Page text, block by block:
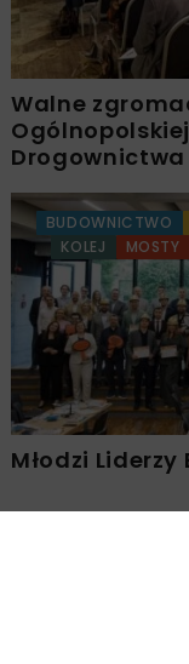
Walne
Drogownictwa
BUDOWNICTWO
KOLEJ
MOSTY
Młodzi